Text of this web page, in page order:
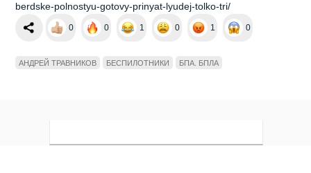
berdske-polnostyu-gotovy-prinyat-lyudej-tolko-tri/
0 0 1 0 1 0
АНДРЕЙ ТРАВНИКОВ БЕСПИЛОТНИКИ БПА. БПЛА